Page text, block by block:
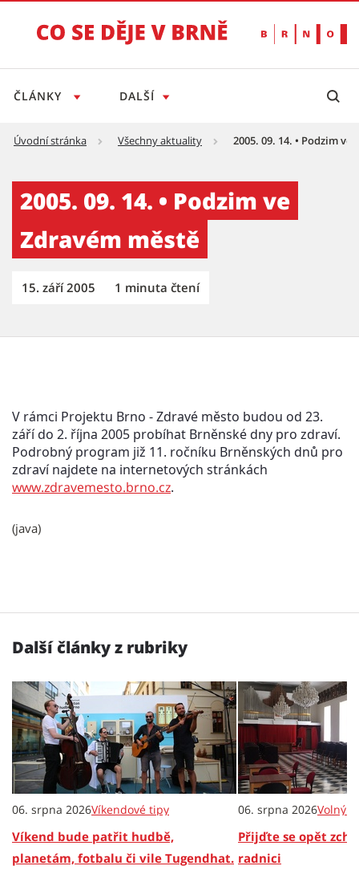
ČLÁNKY DALŠÍ
Úvodní stránka Všechny aktuality 2005. 09. 14. • Podzim ve
2005. 09. 14. • Podzim ve
Zdravém městě
15. září 2005 1 minuta čtení
V rámci Projektu Brno - Zdravé město budou od 23.
září do 2. října 2005 probíhat Brněnské dny pro zdraví.
Podrobný program již 11. ročníku Brněnských dnů pro
zdraví najdete na internetových stránkách
www.zdravemesto.brno.cz.
(java)
Další články z rubriky
06. srpna 2026Víkendové tipy
Víkend bude patřit hudbě,
planetám, fotbalu či vile Tugendhat.
06. srpna 2026Volný
Přijďte se opět
radnici